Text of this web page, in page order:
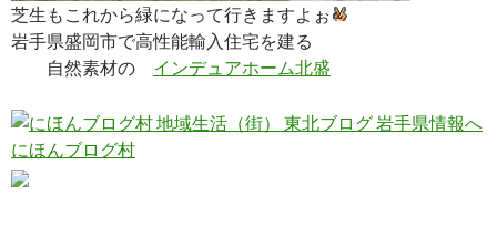
芝生もこれから緑になって行きますよぉ
岩手県盛岡市で高性能輸入住宅を建る
自然素材の インデュアホーム北盛
にほんブログ村